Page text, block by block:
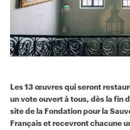
Les 13 œuvres qui seront
un vote ouvert à tous, dès la fin
site de la Fondation pour la
Français et recevront chacune